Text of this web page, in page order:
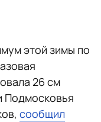
этой зимы по
26 см
Подмосковья
сообщил